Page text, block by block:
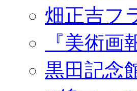
畑正吉フ
『美術
黒田記念